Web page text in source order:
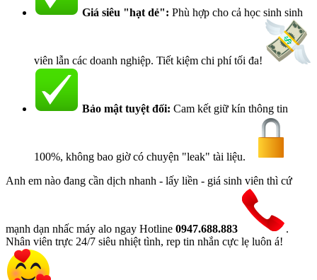
Giá siêu "hạt dẻ": Phù hợp cho cả học sinh sinh
viên lẫn các doanh nghiệp. Tiết kiệm chi phí tối đa!
Bảo mật tuyệt đối: Cam kết giữ kín thông tin
100%, không bao giờ có chuyện "leak" tài liệu.
Anh em nào đang cần dịch nhanh - lấy liền - giá sinh viên thì cứ
mạnh dạn nhấc máy alo ngay Hotline 0947.688.883
.
Nhân viên trực 24/7 siêu nhiệt tình, rep tin nhắn cực lẹ luôn á!